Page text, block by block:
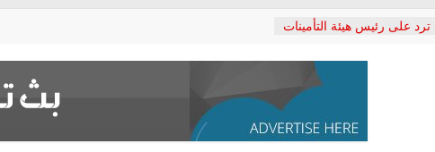
على رئيس هيئة التأمينات
المعاشات.. ونطالب بكشف
يكتب: القطاع الصحي إلى
الشعبي يطلق لجنة “الحق